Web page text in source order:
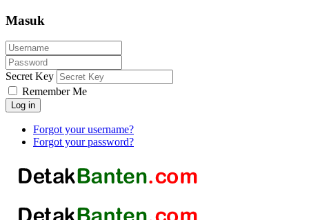
Masuk
Secret Key
Remember Me
Log in
Forgot your username?
Forgot your password?